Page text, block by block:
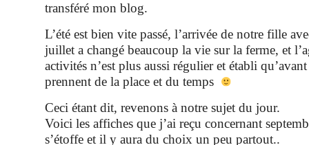
transféré mon blog.
L’été est bien vite passé, l’arrivée de notre fille
juillet a changé beaucoup la vie sur la ferme, et
activités n’est plus aussi régulier et établi
prennent de la place et du temps
Ceci étant dit, revenons à notre sujet du jour.
Voici les affiches que j’ai reçu concernant
s’étoffe et il y aura du choix un peu partout..